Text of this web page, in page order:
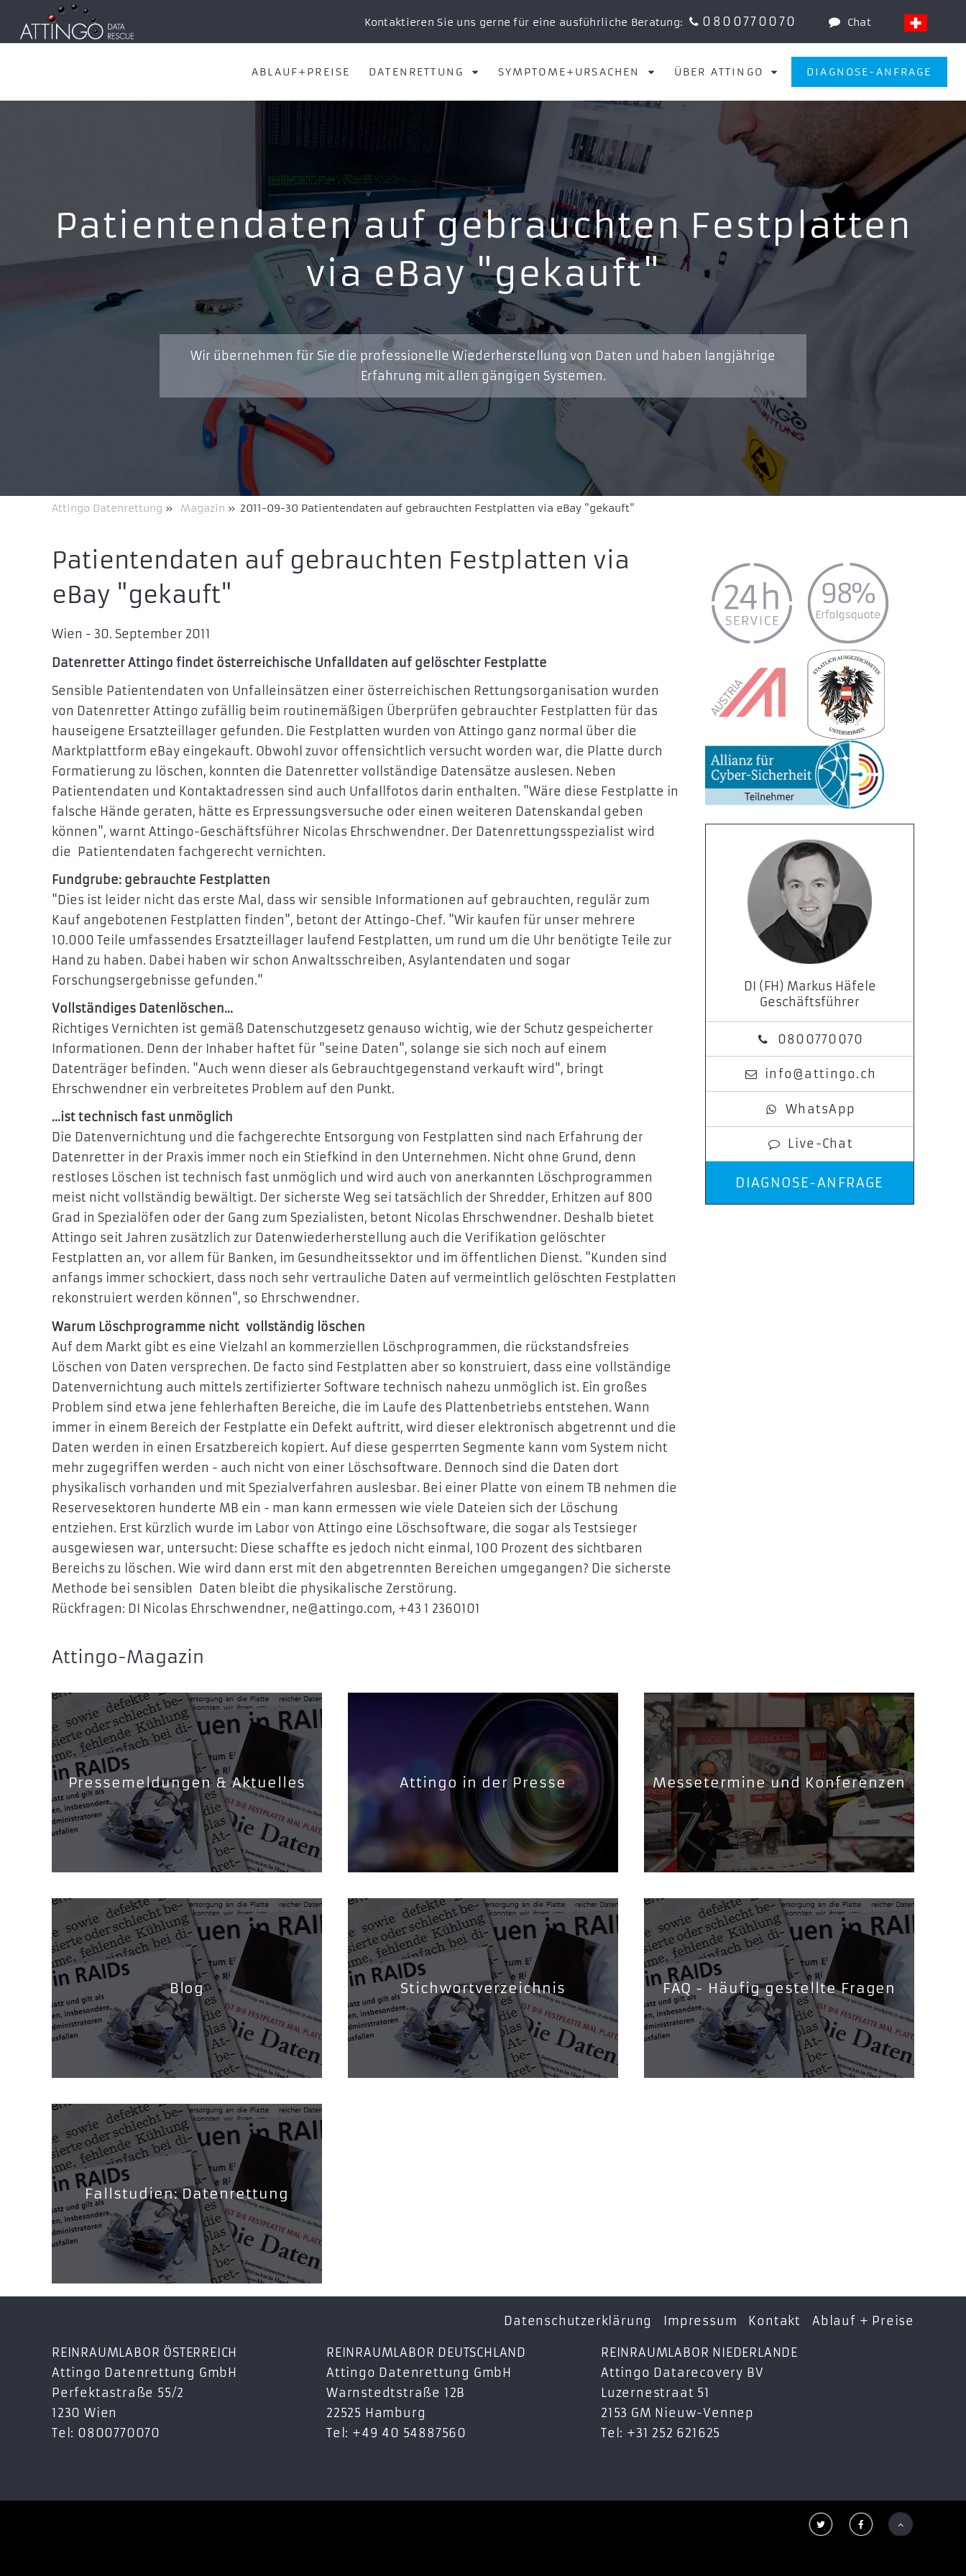
Kontaktieren Sie uns gerne für eine ausführliche Beratung: 0800770070 Chat
ABLAUF+PREISE DATENRETTUNG SYMPTOME+URSACHEN ÜBER ATTINGO DIAGNOSE-ANFRAGE
Patientendaten auf gebrauchten Festplatten
via eBay "gekauft"
Wir übernehmen für Sie die professionelle Wiederherstellung von Daten und haben langjährige
Erfahrung mit allen gängigen Systemen.
Attingo Datenrettung » Magazin » 2011-09-30 Patientendaten auf gebrauchten Festplatten via eBay "gekauft"
Patientendaten auf gebrauchten Festplatten via
eBay "gekauft"
Wien - 30. September 2011
Datenretter Attingo findet österreichische Unfalldaten auf gelöschter Festplatte
Sensible Patientendaten von Unfalleinsätzen einer österreichischen Rettungsorganisation wurden
von Datenretter Attingo zufällig beim routinemäßigen Überprüfen gebrauchter Festplatten für das
hauseigene Ersatzteillager gefunden. Die Festplatten wurden von Attingo ganz normal über die
Marktplattform eBay eingekauft. Obwohl zuvor offensichtlich versucht worden war, die Platte durch
Formatierung zu löschen, konnten die Datenretter vollständige Datensätze auslesen. Neben
Patientendaten und Kontaktadressen sind auch Unfallfotos darin enthalten. "Wäre diese Festplatte in
falsche Hände geraten, hätte es Erpressungsversuche oder einen weiteren Datenskandal geben
können", warnt Attingo-Geschäftsführer Nicolas Ehrschwendner. Der Datenrettungsspezialist wird
die Patientendaten fachgerecht vernichten.
Fundgrube: gebrauchte Festplatten
"Dies ist leider nicht das erste Mal, dass wir sensible Informationen auf gebrauchten, regulär zum
Kauf angebotenen Festplatten finden", betont der Attingo-Chef. "Wir kaufen für unser mehrere
10.000 Teile umfassendes Ersatzteillager laufend Festplatten, um rund um die Uhr benötigte Teile zur
Hand zu haben. Dabei haben wir schon Anwaltsschreiben, Asylantendaten und sogar
Forschungsergebnisse gefunden."
Vollständiges Datenlöschen...
Richtiges Vernichten ist gemäß Datenschutzgesetz genauso wichtig, wie der Schutz gespeicherter
Informationen. Denn der Inhaber haftet für "seine Daten", solange sie sich noch auf einem
Datenträger befinden. "Auch wenn dieser als Gebrauchtgegenstand verkauft wird", bringt
Ehrschwendner ein verbreitetes Problem auf den Punkt.
...ist technisch fast unmöglich
Die Datenvernichtung und die fachgerechte Entsorgung von Festplatten sind nach Erfahrung der
Datenretter in der Praxis immer noch ein Stiefkind in den Unternehmen. Nicht ohne Grund, denn
restloses Löschen ist technisch fast unmöglich und wird auch von anerkannten Löschprogrammen
meist nicht vollständig bewältigt. Der sicherste Weg sei tatsächlich der Shredder, Erhitzen auf 800
Grad in Spezialöfen oder der Gang zum Spezialisten, betont Nicolas Ehrschwendner. Deshalb bietet
Attingo seit Jahren zusätzlich zur Datenwiederherstellung auch die Verifikation gelöschter
Festplatten an, vor allem für Banken, im Gesundheitssektor und im öffentlichen Dienst. "Kunden sind
anfangs immer schockiert, dass noch sehr vertrauliche Daten auf vermeintlich gelöschten Festplatten
rekonstruiert werden können", so Ehrschwendner.
Warum Löschprogramme nicht vollständig löschen
Auf dem Markt gibt es eine Vielzahl an kommerziellen Löschprogrammen, die rückstandsfreies
Löschen von Daten versprechen. De facto sind Festplatten aber so konstruiert, dass eine vollständige
Datenvernichtung auch mittels zertifizierter Software technisch nahezu unmöglich ist. Ein großes
Problem sind etwa jene fehlerhaften Bereiche, die im Laufe des Plattenbetriebs entstehen. Wann
immer in einem Bereich der Festplatte ein Defekt auftritt, wird dieser elektronisch abgetrennt und die
Daten werden in einen Ersatzbereich kopiert. Auf diese gesperrten Segmente kann vom System nicht
mehr zugegriffen werden - auch nicht von einer Löschsoftware. Dennoch sind die Daten dort
physikalisch vorhanden und mit Spezialverfahren auslesbar. Bei einer Platte von einem TB nehmen die
Reservesektoren hunderte MB ein - man kann ermessen wie viele Dateien sich der Löschung
entziehen. Erst kürzlich wurde im Labor von Attingo eine Löschsoftware, die sogar als Testsieger
ausgewiesen war, untersucht: Diese schaffte es jedoch nicht einmal, 100 Prozent des sichtbaren
Bereichs zu löschen. Wie wird dann erst mit den abgetrennten Bereichen umgegangen? Die sicherste
Methode bei sensiblen Daten bleibt die physikalische Zerstörung.
Rückfragen: DI Nicolas Ehrschwendner, ne@attingo.com, +43 1 2360101
DI (FH) Markus Häfele
Geschäftsführer
0800770070
info@attingo.ch
WhatsApp
Live-Chat
DIAGNOSE-ANFRAGE
Attingo-Magazin
Pressemeldungen & Aktuelles Attingo in der Presse Messetermine und Konferenzen
Blog Stichwortverzeichnis FAQ - Häufig gestellte Fragen
Fallstudien: Datenrettung
Datenschutzerklärung Impressum Kontakt Ablauf + Preise
REINRAUMLABOR ÖSTERREICH
Attingo Datenrettung GmbH
Perfektastraße 55/2
1230 Wien
Tel: 0800770070
REINRAUMLABOR DEUTSCHLAND
Attingo Datenrettung GmbH
Warnstedtstraße 12B
22525 Hamburg
Tel: +49 40 54887560
REINRAUMLABOR NIEDERLANDE
Attingo Datarecovery BV
Luzernestraat 51
2153 GM Nieuw-Vennep
Tel: +31 252 621625
  